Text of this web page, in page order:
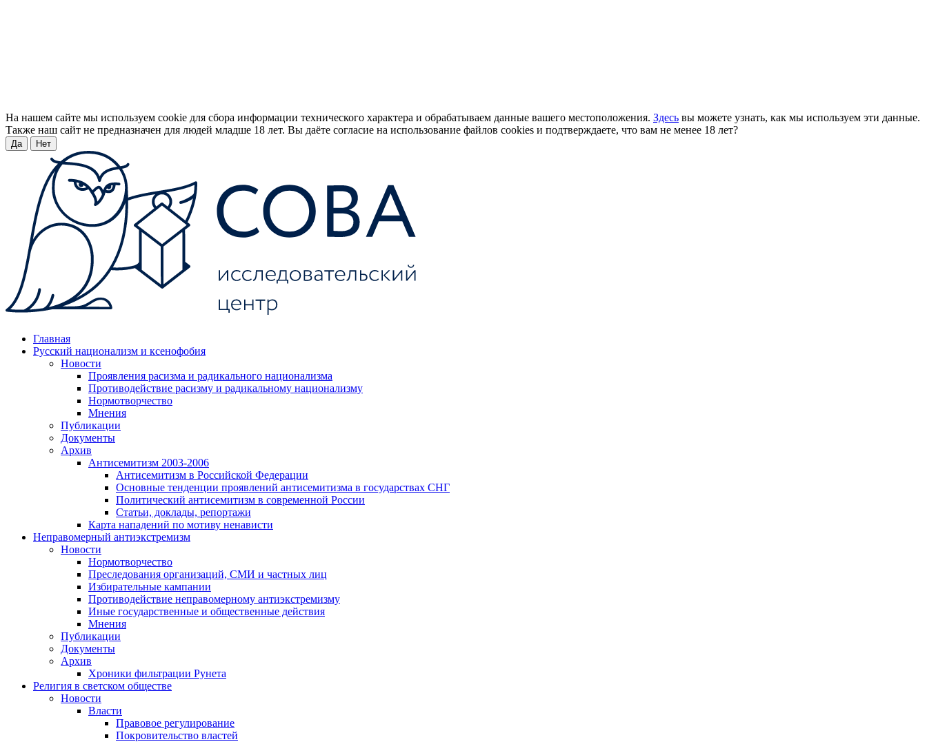
На нашем сайте мы используем cookie для сбора информации технического характера и обрабатываем данные вашего местоположения. Здесь вы можете узнать, как мы используем эти данные.
Также наш сайт не предназначен для людей младше 18 лет. Вы даёте согласие на использование файлов cookies и подтверждаете, что вам не менее 18 лет?
Да Нет
Главная
Русский национализм и ксенофобия
Новости
Проявления расизма и радикального национализма
Противодействие расизму и радикальному национализму
Нормотворчество
Мнения
Публикации
Документы
Архив
Антисемитизм 2003-2006
Антисемитизм в Российской Федерации
Основные тенденции проявлений антисемитизма в государствах СНГ
Политический антисемитизм в современной России
Статьи, доклады, репортажи
Карта нападений по мотиву ненависти
Неправомерный антиэкстремизм
Новости
Нормотворчество
Преследования организаций, СМИ и частных лиц
Избирательные кампании
Противодействие неправомерному антиэкстремизму
Иные государственные и общественные действия
Мнения
Публикации
Документы
Архив
Хроники фильтрации Рунета
Религия в светском обществе
Новости
Власти
Правовое регулирование
Покровительство властей